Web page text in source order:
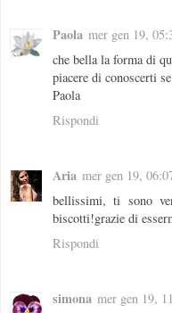
Paola mer gen 19,
che bella la forma di
piacere di conoscerti
Paola
Rispondi
Aria mer gen 19,
bellissimi, ti sono
biscotti!grazie di
Rispondi
simona mer gen 19,